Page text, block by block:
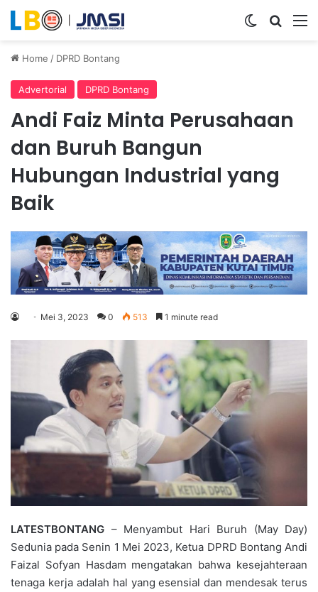
Switch skin
Home / DPRD Bontang
Advertorial DPRD Bontang
Andi Faiz Minta Perusahaan
dan Buruh Bangun
Hubungan Industrial yang
Baik
Mei 3, 2023 0 513 1 minute read
LATESTBONTANG – Menyambut Hari Buruh (May Day)
Sedunia pada Senin 1 Mei 2023, Ketua DPRD Bontang Andi
Faizal Sofyan Hasdam mengatakan bahwa kesejahteraan
tenaga kerja adalah hal yang esensial dan mendesak terus